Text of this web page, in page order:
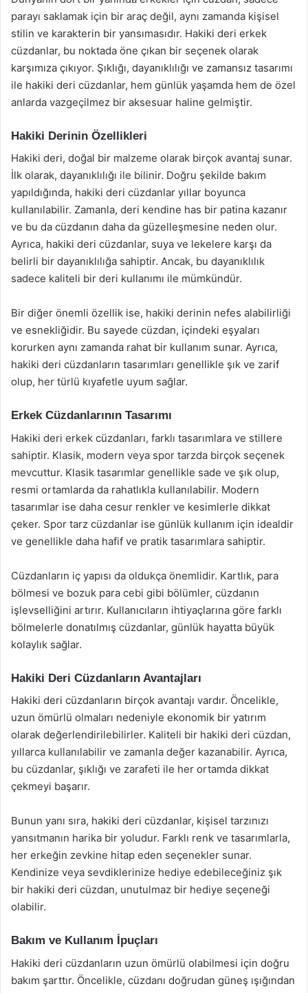
parayı saklamak için bir araç değil, aynı zamanda kişisel
stilin ve karakterin bir yansımasıdır. Hakiki deri erkek
cüzdanlar, bu noktada öne çıkan bir seçenek olarak
karşımıza çıkıyor. Şıklığı, dayanıklılığı ve zamansız tasarımı
ile hakiki deri cüzdanlar, hem günlük yaşamda hem de özel
anlarda vazgeçilmez bir aksesuar haline gelmiştir.
Hakiki Derinin Özellikleri
Hakiki deri, doğal bir malzeme olarak birçok avantaj sunar.
İlk olarak, dayanıklılığı ile bilinir. Doğru şekilde bakım
yapıldığında, hakiki deri cüzdanlar yıllar boyunca
kullanılabilir. Zamanla, deri kendine has bir patina kazanır
ve bu da cüzdanın daha da güzelleşmesine neden olur.
Ayrıca, hakiki deri cüzdanlar, suya ve lekelere karşı da
belirli bir dayanıklılığa sahiptir. Ancak, bu dayanıklılık
sadece kaliteli bir deri kullanımı ile mümkündür.
Bir diğer önemli özellik ise, hakiki derinin nefes alabilirliği
ve esnekliğidir. Bu sayede cüzdan, içindeki eşyaları
korurken aynı zamanda rahat bir kullanım sunar. Ayrıca,
hakiki deri cüzdanların tasarımları genellikle şık ve zarif
olup, her türlü kıyafetle uyum sağlar.
Erkek Cüzdanlarının Tasarımı
Hakiki deri erkek cüzdanları, farklı tasarımlara ve stillere
sahiptir. Klasik, modern veya spor tarzda birçok seçenek
mevcuttur. Klasik tasarımlar genellikle sade ve şık olup,
resmi ortamlarda da rahatlıkla kullanılabilir. Modern
tasarımlar ise daha cesur renkler ve kesimlerle dikkat
çeker. Spor tarz cüzdanlar ise günlük kullanım için idealdir
ve genellikle daha hafif ve pratik tasarımlara sahiptir.
Cüzdanların iç yapısı da oldukça önemlidir. Kartlık, para
bölmesi ve bozuk para cebi gibi bölümler, cüzdanın
işlevselliğini artırır. Kullanıcıların ihtiyaçlarına göre farklı
bölmelerle donatılmış cüzdanlar, günlük hayatta büyük
kolaylık sağlar.
Hakiki Deri Cüzdanların Avantajları
Hakiki deri cüzdanların birçok avantajı vardır. Öncelikle,
uzun ömürlü olmaları nedeniyle ekonomik bir yatırım
olarak değerlendirilebilirler. Kaliteli bir hakiki deri cüzdan,
yıllarca kullanılabilir ve zamanla değer kazanabilir. Ayrıca,
bu cüzdanlar, şıklığı ve zarafeti ile her ortamda dikkat
çekmeyi başarır.
Bunun yanı sıra, hakiki deri cüzdanlar, kişisel tarzınızı
yansıtmanın harika bir yoludur. Farklı renk ve tasarımlarla,
her erkeğin zevkine hitap eden seçenekler sunar.
Kendinize veya sevdiklerinize hediye edebileceğiniz şık
bir hakiki deri cüzdan, unutulmaz bir hediye seçeneği
olabilir.
Bakım ve Kullanım İpuçları
Hakiki deri cüzdanların uzun ömürlü olabilmesi için doğru
bakım şarttır. Öncelikle, cüzdanı doğrudan güneş ışığından